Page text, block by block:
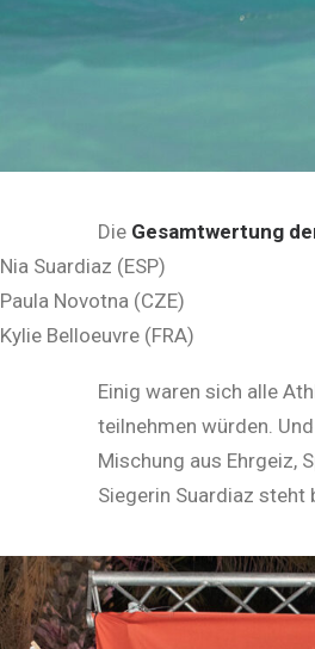
Die Gesamtwertung
Nia Suardiaz (ESP)
Paula Novotna (CZE)
Kylie Belloeuvre (FRA)
Einig waren sich alle
teilnehmen würden.
Mischung aus Ehrgeiz,
Siegerin Suardiaz